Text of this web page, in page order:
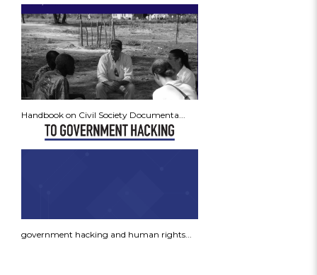
Handbook on Civil Society Documenta...
government hacking and human rights...